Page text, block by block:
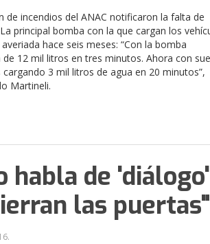
de incendios del ANAC notificaron la falta de
principal bomba con la que cargan los
hace seis meses: “Con la bomba
12 mil litros en tres minutos. Ahora con
3 mil litros de agua en 20 minutos”,
Martineli.
habla de
las puertas"
.